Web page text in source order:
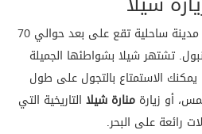
، وهي مدينة ساحلية تقع على بعد حوالي 70
تشتهر شيلا بشواطئها الجميلة
يمكنك الاستمتاع بالتجول على طول
أو زيارةمنارة شيلا التاريخية التي
رائعة على البحر.